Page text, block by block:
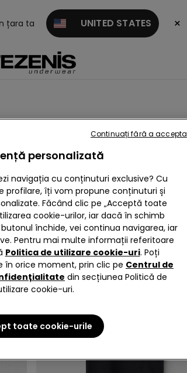
țara ta UNITED STATES ×
personalizată
navigația cu conținuturi exclusive? Cu
profilare, îți vom propune conținuturi și
Făcând clic pe „Acceptă toate
cookie-urilor, iar dacă în schimb
închide, vei continua navigarea, iar
Pentru mai multe informații referitoare
Politica de utilizare cookie-uri. Poți
orice moment, prin clic pe Centrul de
din secțiunea Politică de
cookie-uri.
toate cookie-urile
Continuați fără a accepta